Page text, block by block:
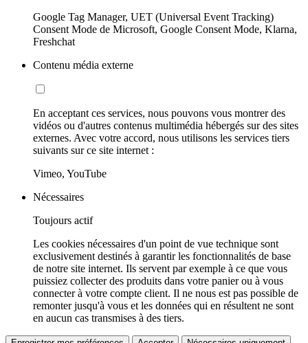
Google Tag Manager, UET (Universal Event Tracking)
Consent Mode de Microsoft, Google Consent Mode, Klarna,
Freshchat
Contenu média externe
En acceptant ces services, nous pouvons vous montrer des
vidéos ou d'autres contenus multimédia hébergés sur des sites
externes. Avec votre accord, nous utilisons les services tiers
suivants sur ce site internet :
Vimeo, YouTube
Nécessaires
Toujours actif
Les cookies nécessaires d'un point de vue technique sont
exclusivement destinés à garantir les fonctionnalités de base
de notre site internet. Ils servent par exemple à ce que vous
puissiez collecter des produits dans votre panier ou à vous
connecter à votre compte client. Il ne nous est pas possible de
remonter jusqu'à vous et les données qui en résultent ne sont
en aucun cas transmises à des tiers.